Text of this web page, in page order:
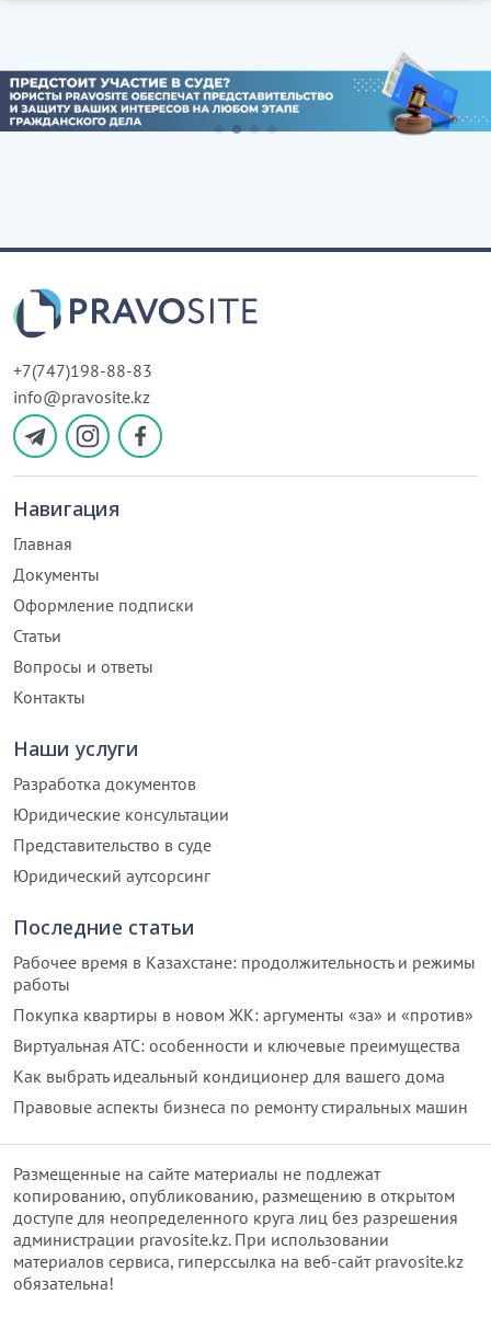
+7(747)198-88-83
info@pravosite.kz
Навигация
Главная
Документы
Оформление подписки
Статьи
Вопросы и ответы
Контакты
Наши услуги
Разработка документов
Юридические консультации
Представительство в суде
Юридический аутсорсинг
Последние статьи
Рабочее время в Казахстане: продолжительность и режимы
работы
Покупка квартиры в новом ЖК: аргументы «за» и «против»
Виртуальная АТС: особенности и ключевые преимущества
Как выбрать идеальный кондиционер для вашего дома
Правовые аспекты бизнеса по ремонту стиральных машин
Размещенные на сайте материалы не подлежат
копированию, опубликованию, размещению в открытом
доступе для неопределенного круга лиц без разрешения
администрации pravosite.kz. При использовании
материалов сервиса, гиперссылка на веб-сайт pravosite.kz
обязательна!